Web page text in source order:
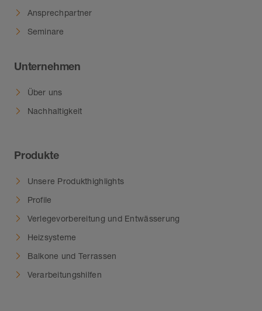
Ansprechpartner
Seminare
Unternehmen
Über uns
Nachhaltigkeit
Produkte
Unsere Produkthighlights
Profile
Verlegevorbereitung und Entwässerung
Heizsysteme
Balkone und Terrassen
Verarbeitungshilfen